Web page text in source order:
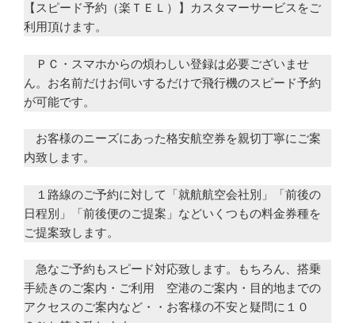
【スピード予約（楽ＴＥＬ）】カスタマーサービスをご
利用頂けます。
ＰＣ・スマホからの煩わしい登録は必要ございませ
ん。お名前だけお伺いするだけで飛行機のスピード予約
が可能です。
お客様のニーズにあった格安航空券を親切丁寧にご案
内致します。
１路線のご予約に対して「就航航空会社別」「前後の
日程別」「前後便のご提案」などいくつもの料金券種を
ご提案致します。
急なご予約もスピード対応致します。もちろん、搭乗
手続きのご案内・ご利用 空港のご案内・目的地までの
アクセスのご案内など・・お客様の不安と疑問に１０